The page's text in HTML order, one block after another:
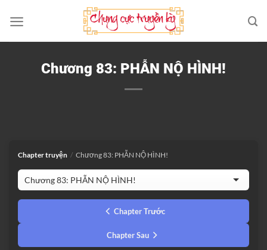
qua
nội
Chương 83: PHẪN NỘ HÌNH!
Chapter truyện / Chương 83: PHẪN NỘ HÌNH!
Chapter Trước
Chapter Sau